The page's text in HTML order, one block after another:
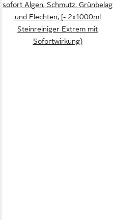
sofort Algen, Schmutz, Grünbelag
und Flechten, [- 2x1000ml
Steinreiniger Extrem mit
Sofortwirkung)